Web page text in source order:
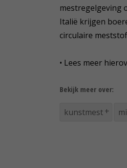
mestregelgeving
Italië krijgen
circulaire
• Lees meer
Bekijk meer over:
kunstmest